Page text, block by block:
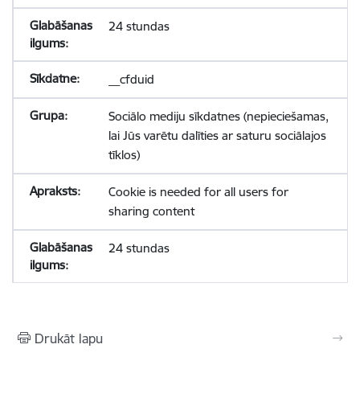
24 stundas
__cfduid
Sociālo mediju sīkdatnes (nepieciešamas,
lai Jūs varētu dalīties ar saturu sociālajos
tīklos)
Cookie is needed for all users for
sharing content
24 stundas
Drukāt lapu